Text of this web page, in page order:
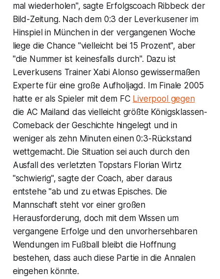
mal wiederholen", sagte Erfolgscoach Ribbeck der
Bild-Zeitung. Nach dem 0:3 der Leverkusener im
Hinspiel in München in der vergangenen Woche
liege die Chance "vielleicht bei 15 Prozent", aber
"die Nummer ist keinesfalls durch". Dazu ist
Leverkusens Trainer Xabi Alonso gewissermaßen
Experte für eine große Aufholjagd. Im Finale 2005
hatte er als Spieler mit dem FC Liverpool gegen
die AC Mailand das vielleicht größte Königsklassen-
Comeback der Geschichte hingelegt und in
weniger als zehn Minuten einen 0:3-Rückstand
wettgemacht. Die Situation sei auch durch den
Ausfall des verletzten Topstars Florian Wirtz
"schwierig", sagte der Coach, aber daraus
entstehe "ab und zu etwas Episches. Die
Mannschaft steht vor einer großen
Herausforderung, doch mit dem Wissen um
vergangene Erfolge und den unvorhersehbaren
Wendungen im Fußball bleibt die Hoffnung
bestehen, dass auch diese Partie in die Annalen
eingehen könnte.